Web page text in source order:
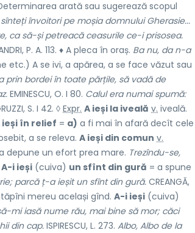
arată sau sugerează scopul
învoitori pe moșia domnului Gherasie...
ca să-și petreacă ceasurile ce-i prisosea.
P. A. 113. ♦ A pleca în oraș. Ba nu, da n-a
etc.) A se ivi, a apărea, a se face văzut sau
prin bordei în toate părțile, să vadă de
EMINESCU, O. I 80. Calul era numai spumă:
S. I 42. ◊Expr. A ieși la iveală v. iveală.
ieși în relief = a) a fi mai în afară decît cele
a se releva. A ieși din comun v.
depune un efort prea mare. Trezîndu-se,
A-i ieși (cuiva) un sfînt din gură = a spune
parcă ț-a ieșit un sfînt din gură.CREANGĂ,
mereu același gînd. A-i ieși (cuiva)
mi iasă nume rău, mai bine să mor; căci
din cap. ISPIRESCU, L. 273. Albo, Albo de la